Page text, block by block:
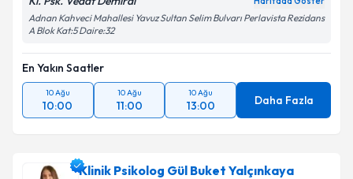
Adnan Kahveci Mahallesi Yavuz Sultan Selim Bulvarı Perlavista Rezidans
A Blok Kat:5 Daire:32
En Yakın Saatler
10 Ağu
10:00
10 Ağu
11:00
10 Ağu
13:00 Daha Fazla
Klinik Psikolog Gül Buket Yalçınkaya